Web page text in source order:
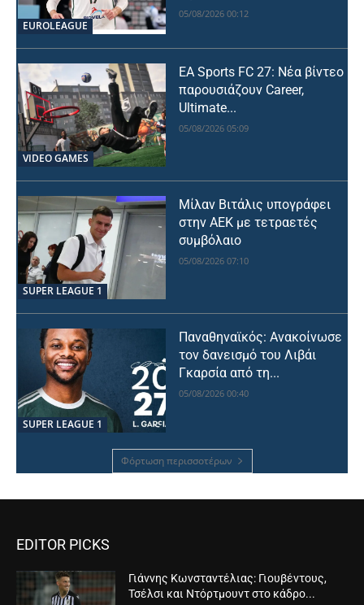
EUROLEAGUE
05/08/2026 00:12
VIDEO GAMES
EA Sports FC 27: Νέα βίντεο
παρουσιάζουν Career,
Ultimate...
05/08/2026 05:09
SUPER LEAGUE 1
Μίλαν Βιτάλις υπογράφει
στην ΑΕΚ με τετραετές
συμβόλαιο
05/08/2026 07:10
SUPER LEAGUE 1
Παναθηναϊκός: Ανακοίνωσε
τον δανεισμό του Λιβάι
Γκαρσία από τη...
05/08/2026 00:40
Φόρτωση περισσοτέρων
EDITOR PICKS
Γιάννης Κωνσταντέλιας: Γιουβέντους,
Τσέλσι και Ντόρτμουντ στο κάδρο...